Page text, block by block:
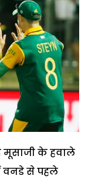
मूसाजी के हवाले
वनडे से पहले